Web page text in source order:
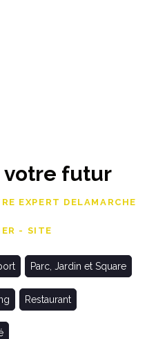
votre futur
EXPERT DELAMARCHE
- SITE
Parc, Jardin et Square
Restaurant